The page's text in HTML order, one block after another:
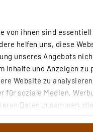
von ihnen sind
helfen uns, diese
unseres Angebots
Inhalte und Anzeigen
Website zu
für soziale Medien,
Daten zusammen,
ein weites